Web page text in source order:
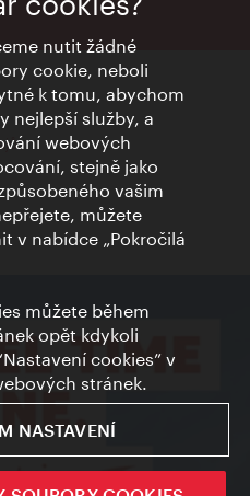
nutit žádné
cookie, neboli
k tomu, abychom
nejlepší služby, a
webových
stejně jako
vašim
můžete
v nabídce „Pokročilá
můžete během
opět kdykoli
cookies” v
stránek.
NASTAVENÍ